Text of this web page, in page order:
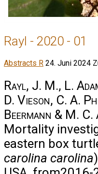
Rayl - 2020 - 01
Abstracts R 24. Juni 2024
Rayl, J. M., L.
D. Vieson, C. A.
Beermann & M.
Mortality
eastern box
carolina carolina